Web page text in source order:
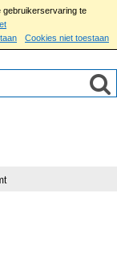
gebruikerservaring te
Cookies niet toestaan